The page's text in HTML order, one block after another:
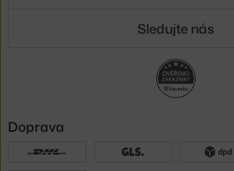
Sledujte nás
Doprava